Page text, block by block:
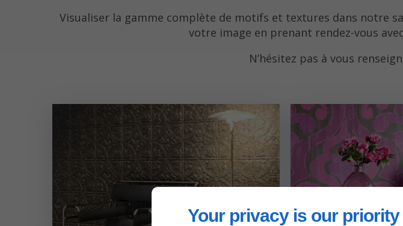
Your privacy is our priority
Visualiser la gamme complète de motifs et textures dans notre
votre image en prenant rendez-vous
N’hésitez pas à vous